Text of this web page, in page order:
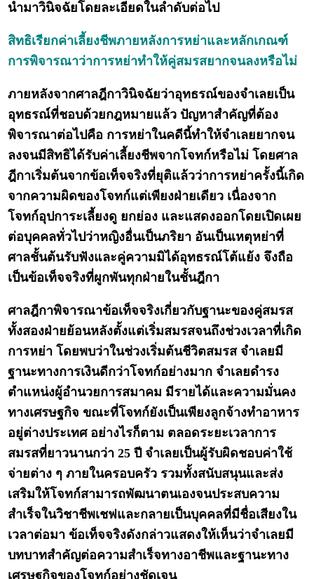
นำมาวินิจฉัยโดยละเอียดในลำดับต่อไป
สิทธิเรียกค่าเลี้ยงชีพภายหลังการหย่าและหลักเกณฑ์
การพิจารณาว่าการหย่าทำให้คู่สมรสยากจนลงหรือไม่
ภายหลังจากศาลฎีกาวินิจฉัยว่าอุทธรณ์ของจำเลยเป็น
อุทธรณ์ที่ชอบด้วยกฎหมายแล้ว ปัญหาสำคัญที่ต้อง
พิจารณาต่อไปคือ การหย่าในคดีนี้ทำให้จำเลยยากจน
ลงจนมีสิทธิได้รับค่าเลี้ยงชีพจากโจทก์หรือไม่ โดยศาล
ฎีกาเริ่มต้นจากข้อเท็จจริงที่ยุติแล้วว่าการหย่าครั้งนี้เกิด
จากความผิดของโจทก์แต่เพียงฝ่ายเดียว เนื่องจาก
โจทก์อุปการะเลี้ยงดู ยกย่อง และแสดงออกโดยเปิดเผย
ต่อบุคคลทั่วไปว่าหญิงอื่นเป็นภริยา อันเป็นเหตุหย่าที่
ศาลชั้นต้นรับฟังและคู่ความมิได้อุทธรณ์โต้แย้ง จึงถือ
เป็นข้อเท็จจริงที่ผูกพันทุกฝ่ายในชั้นฎีกา
ศาลฎีกาพิจารณาข้อเท็จจริงเกี่ยวกับฐานะของคู่สมรส
ทั้งสองฝ่ายย้อนหลังตั้งแต่เริ่มสมรสจนถึงช่วงเวลาที่เกิด
การหย่า โดยพบว่าในช่วงเริ่มต้นชีวิตสมรส จำเลยมี
ฐานะทางการเงินดีกว่าโจทก์อย่างมาก จำเลยดำรง
ตำแหน่งผู้อำนวยการสมาคม มีรายได้และความมั่นคง
ทางเศรษฐกิจ ขณะที่โจทก์ยังเป็นเพียงลูกจ้างทำอาหาร
อยู่ต่างประเทศ อย่างไรก็ตาม ตลอดระยะเวลาการ
สมรสที่ยาวนานกว่า 25 ปี จำเลยเป็นผู้รับผิดชอบค่าใช้
จ่ายต่าง ๆ ภายในครอบครัว รวมทั้งสนับสนุนและส่ง
เสริมให้โจทก์สามารถพัฒนาตนเองจนประสบความ
สำเร็จในวิชาชีพเชฟและกลายเป็นบุคคลที่มีชื่อเสียงใน
เวลาต่อมา ข้อเท็จจริงดังกล่าวแสดงให้เห็นว่าจำเลยมี
บทบาทสำคัญต่อความสำเร็จทางอาชีพและฐานะทาง
เศรษฐกิจของโจทก์อย่างชัดเจน